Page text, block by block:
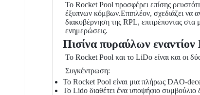
Το Rocket Pool προσφέρει επίσης
έξυπνων κόμβων.Επιπλέον, σχεδιάζει να
διακυβέρνηση της RPL, επιτρέποντας στα
ενημερώσεις.
Πισίνα πυραύλων
Το Rocket Pool και το LiDo είναι και οι
Συγκέντρωση:
Το Rocket Pool είναι μια πλήρως DAO-
Το Lido διαθέτει ένα υποψήφιο συμβούλιο